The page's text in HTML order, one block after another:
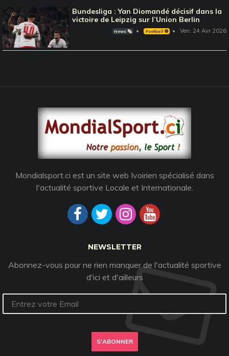
Bundesliga : Yan Diomandé décisif dans la
victoire de Leipzig sur l’Union Berlin
News 🗞️ Football ⚽️ Ven, 24 Avr 2026
Mondialsport.ci est un site web Ivoirien spécialisé dans
l'actualité sportive Locale et Internationale.
NEWSLETTER
Abonnez-vous pour ne rien manquer de l'actualité sportive
d'ici et d'ailleurs
S'ABONNER